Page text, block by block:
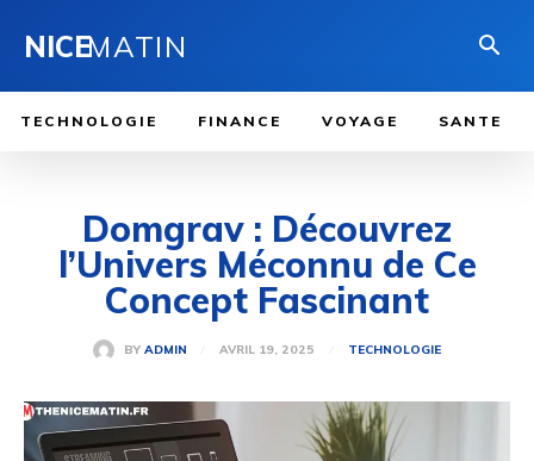
NICEMATIN
TECHNOLOGIE FINANCE VOYAGE SANTE
Domgrav : Découvrez
l’Univers Méconnu de Ce
Concept Fascinant
BY ADMIN AVRIL 19, 2025 TECHNOLOGIE